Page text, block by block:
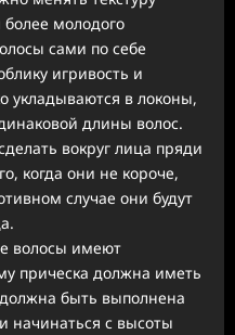
молодого
сами по себе
игривость и
укладываются в локоны,
длины волос.
вокруг лица пряди
когда они не короче,
случае они будут
волосы имеют
прическа должна иметь
быть выполнена
начинаться с высоты